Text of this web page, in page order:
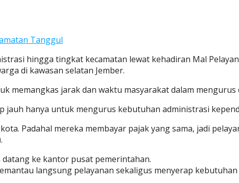
Tanggul
hingga tingkat kecamatan lewat kehadiran Mal
di kawasan selatan Jember.
memangkas jarak dan waktu masyarakat dalam
hanya untuk mengurus kebutuhan administrasi
Padahal mereka membayar pajak yang sama, jadi
ke kantor pusat pemerintahan.
langsung pelayanan sekaligus menyerap